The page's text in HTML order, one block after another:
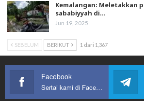
Kemalangan: Meletakkan
sababiyyah di…
Jun 19, 2025
SEBELUM BERIKUT 1 dari 1,367
Facebook
Sertai kami di Facebook